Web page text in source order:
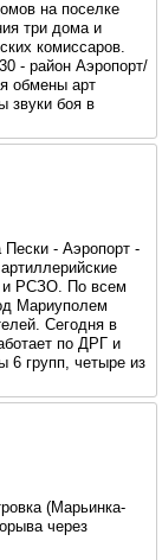
на поселке
три дома и
комиссаров.
- район Аэропорт/
обмены арт
звуки боя в
- Аэропорт -
и РСЗО. По всем
Мариуполем
Сегодня в
по ДРГ и
6 групп, четыре из
(Марьинка-
через